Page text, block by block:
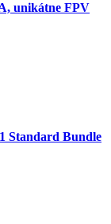
unikátne FPV
Standard Bundle